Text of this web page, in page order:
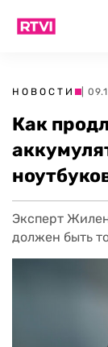
НОВОСТИ |
Как
Эксперт
должен быть